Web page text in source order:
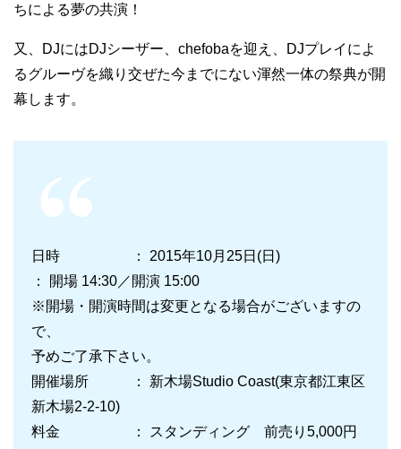
ちによる夢の共演！
又、DJにはDJシーザー、chefobaを迎え、DJプレイによ
るグルーヴを織り交ぜた今までにない渾然一体の祭典が開
幕します。
日時 ： 2015年10月25日(日)
： 開場 14:30／開演 15:00
※開場・開演時間は変更となる場合がございますの
で、
予めご了承下さい。
開催場所 ： 新木場Studio Coast(東京都江東区
新木場2-2-10)
料金 ： スタンディング 前売り5,000円